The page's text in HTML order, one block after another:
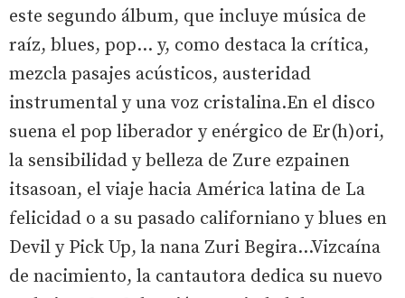
este segundo álbum, que incluye música de
raíz, blues, pop... y, como destaca la crítica,
mezcla pasajes acústicos, austeridad
instrumental y una voz cristalina.En el disco
suena el pop liberador y enérgico de Er(h)ori,
la sensibilidad y belleza de Zure ezpainen
itsasoan, el viaje hacia América latina de La
felicidad o a su pasado californiano y blues en
Devil y Pick Up, la nana Zuri Begira…Vizcaína
de nacimiento, la cantautora dedica su nuevo